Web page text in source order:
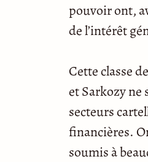
pouvoir ont,
de l’intérêt
Cette classe
et Sarkozy ne
secteurs
financières.
soumis à